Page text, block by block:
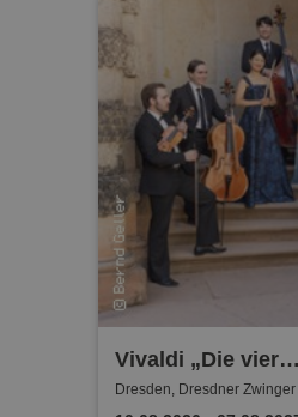
Vivaldi „Die vier
Jahreszeiten“ -
Dresden, Dresdner Zwinger